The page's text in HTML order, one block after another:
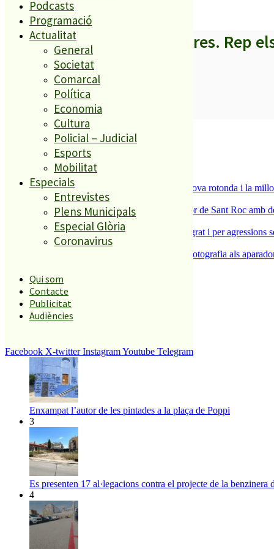
Podcasts
Programació
Actualitat
General
Societat
Comarcal
Política
Economia
Cultura
Policial – Judicial
Esports
Mobilitat
Especials
Entrevistes
Plens Municipals
Especial Glòria
Coronavirus
Qui som
Contacte
Publicitat
Audiències
Facebook X-twitter InstagramYoutube Telegram
A partir d’ara no et perdis res. Rep
SUBSCRIURE’M
És tendència ara
ESPORTS CAP DE SETMANA
2
S’aprova definitivament el projecte de la nova rotonda i la
Malgrat de Mar enceta demà la Festa Major de Sant Roc amb
Dos detinguts per robatoris violents a Malgrat i per agressions
L’ACEP i l’AFIC s’uneixen per portar la fotografia als
El més llegit
1
2
Enxampat l’autor de les pintades a la plaça de Poppi
3
Es presenten 17 al·legacions contra el projecte de la benzinera
4